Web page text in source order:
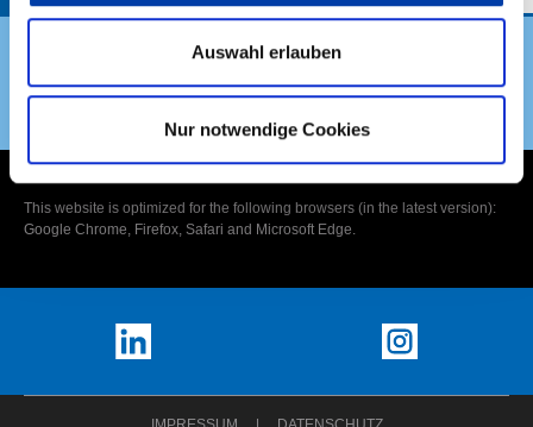
Auswahl erlauben
Nur notwendige Cookies
This website is optimized for the following browsers (in the latest version):
Google Chrome, Firefox, Safari and Microsoft Edge.